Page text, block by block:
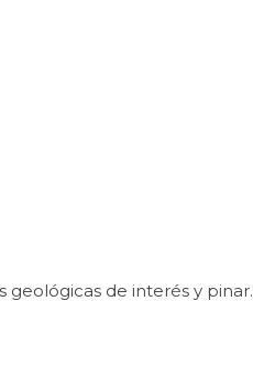
geológicas de interés y pinar.